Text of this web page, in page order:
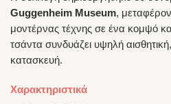
Guggenheim Museum,
μοντέρνας τέχνης σε ένα κομψό
τσάντα συνδυάζει υψηλή
κατασκευή.
Χαρακτηριστικά